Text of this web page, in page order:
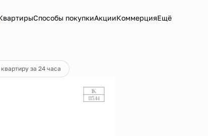
Способы покупкиАкцииКоммерцияЕщё
от 113 734 руб.
за 24 часа